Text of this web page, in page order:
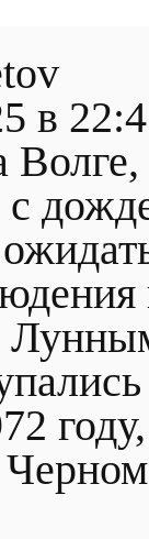
в
с